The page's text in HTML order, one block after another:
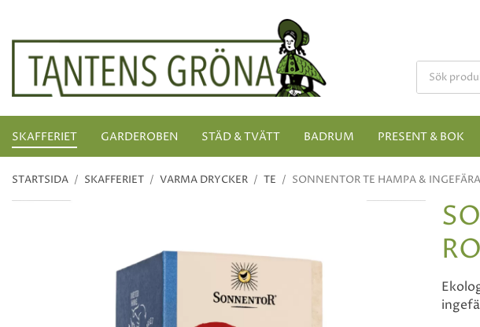
SKAFFERIET GARDEROBEN STÄD & TVÄTT BADRUM PRESENT & BOK
STARTSIDA / SKAFFERIET / VARMA DRYCKER / TE / SONNENTOR TE HAMPA &